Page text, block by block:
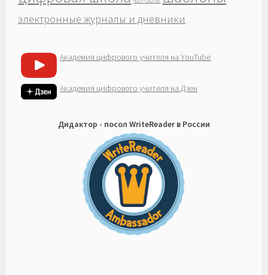
электронные журналы и дневники
Академия цифрового учителя на YouTube
Академия цифрового учителя на Дзен
Дидактор - посол WriteReader в России